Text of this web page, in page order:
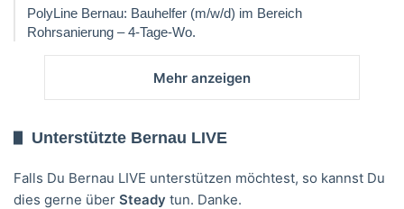
PolyLine Bernau: Bauhelfer (m/w/d) im Bereich
Rohrsanierung – 4-Tage-Wo.
Mehr anzeigen
Unterstützte Bernau LIVE
Falls Du Bernau LIVE unterstützen möchtest, so kannst Du
dies gerne über Steady tun. Danke.